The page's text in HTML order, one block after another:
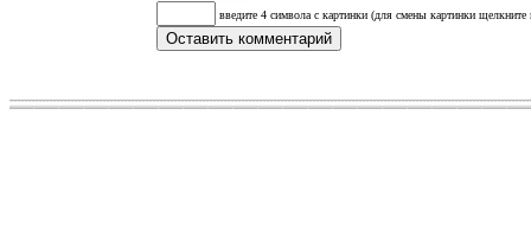
введите 4 символа с картинки (для смены картинки щелкните